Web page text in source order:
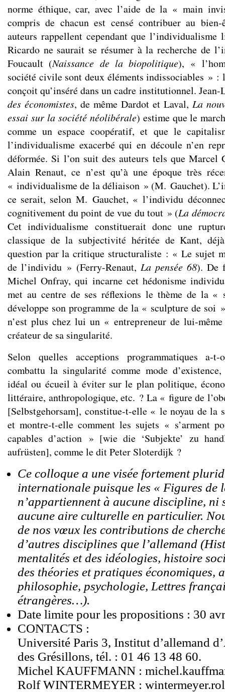
norme éthique, car, avec l’aide de la « main
compris de chacun est censé contribuer au
auteurs rappellent cependant que
Ricardo ne saurait se résumer à la recherche de
Foucault (Naissance de la biopolitique), «
société civile sont deux éléments indissociables »
conçoit qu’inséré dans un cadre institutionnel. Jean-
des économistes, de même Dardot et Laval, La
essai sur la société néolibérale) estime que le
comme un espace coopératif, et que le
l’individualisme exacerbé qui en découle n’en
déformée. Si l’on suit des auteurs tels que Marcel
Alain Renaut, ce n’est qu’à une époque très
« individualisme de la déliaison » (M. Gauchet).
ce serait, selon M. Gauchet, « l’individu
cognitivement du point de vue du tout » (La
Cet individualisme constituerait donc une
classique de la subjectivité héritée de Kant,
question par la critique structuraliste : « Le sujet
de l’individu » (Ferry-Renaut, La pensée 68). De
Michel Onfray, qui incarne cet hédonisme
met au centre de ses réflexions le thème de la «
développe son programme de la « sculpture de soi
n’est plus chez lui un « entrepreneur de lui-
créateur de sa singularité.
Selon quelles acceptions programmatiques a-
combattu la singularité comme mode
idéal ou écueil à éviter sur le plan politique,
littéraire, anthropologique, etc. ? La « figure de
[Selbstgehorsam], constitue-t-elle « le noyau de la
et montre-t-elle comment les sujets « s’arment
capables d’action » [wie die ‘Subjekte’ zu
aufrüsten], comme le dit Peter Sloterdijk ?
Ce colloque a une visée fortement
internationale puisque les « Figures de
n’appartiennent à aucune discipline, ni
aucune aire culturelle en particulier.
de nos vœux les contributions de
d’autres disciplines que l’allemand
mentalités et des idéologies, histoire
des théories et pratiques économiques,
philosophie, psychologie, Lettres
étrangères…).
Date limite pour les propositions : 30
CONTACTS :
Université Paris 3, Institut d’allemand
des Grésillons, tél. : 01 46 13 48 60.
Michel KAUFFMANN :
Rolf WINTERMEYER :